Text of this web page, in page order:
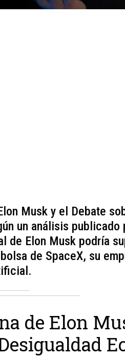
Musk y el Debate
un análisis publicado
de Elon Musk podría
de SpaceX, su
de Elon